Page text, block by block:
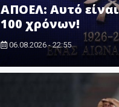
ΑΠΟΕΛ: Αυτό
100 χρόνων!
06.08.2026 - 22:55